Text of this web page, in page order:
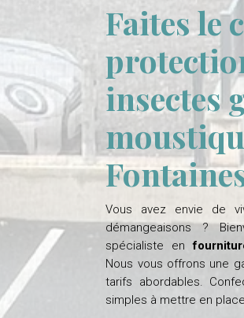
Faites le
insectes
Vous avez envie de
démangeaisons ?
spécialiste en
Nous vous offrons une
tarifs abordables.
simples à mettre en